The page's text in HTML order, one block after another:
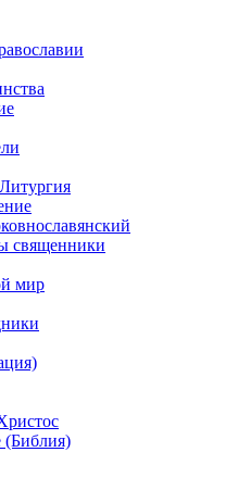
священники
мир